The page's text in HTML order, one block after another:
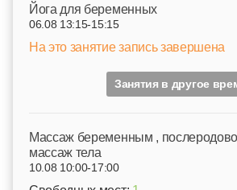
Йога для беременных
06.08 13:15-15:15
На это занятие запись завершена
Занятия в другое
Mассаж беременным ,
массаж тела
10.08 10:00-17:00